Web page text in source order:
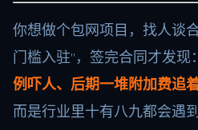
你想做个包网项目，找人谈
门槛入驻”，签完合同才发现：
例吓人、后期一堆附加费追
而是行业里十有八九都会遇到